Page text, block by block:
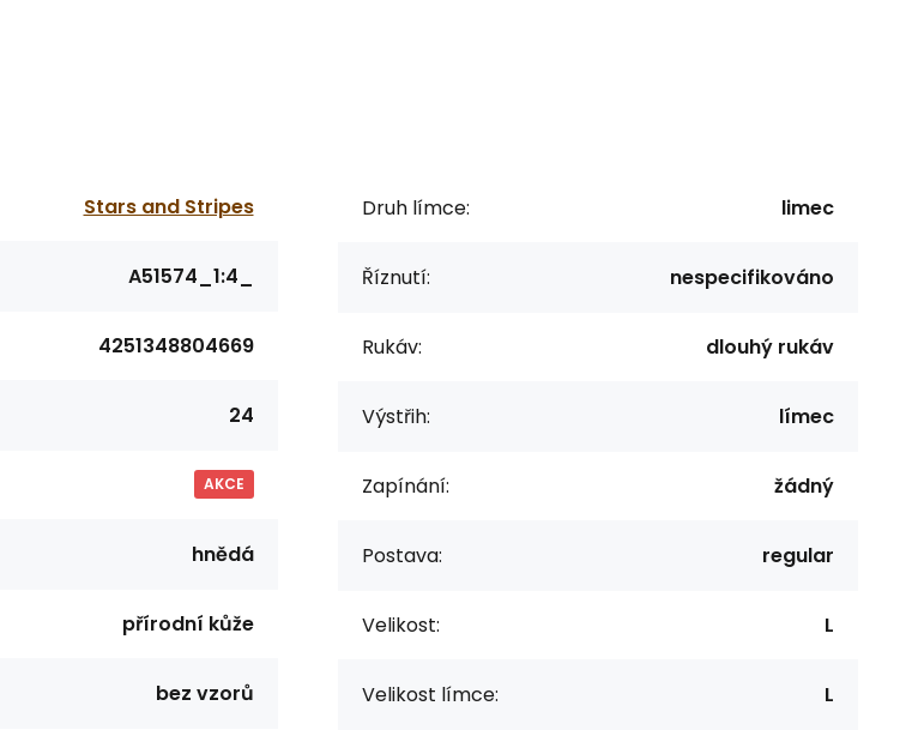
Stars and Stripes
A51574_1:4_
4251348804669
24
AKCE
hnědá
přírodní kůže
bez vzorů
Druh límce: limec
Říznutí: nespecifikováno
Rukáv: dlouhý rukáv
Výstřih: límec
Zapínání: žádný
Postava: regular
Velikost: L
Velikost límce: L